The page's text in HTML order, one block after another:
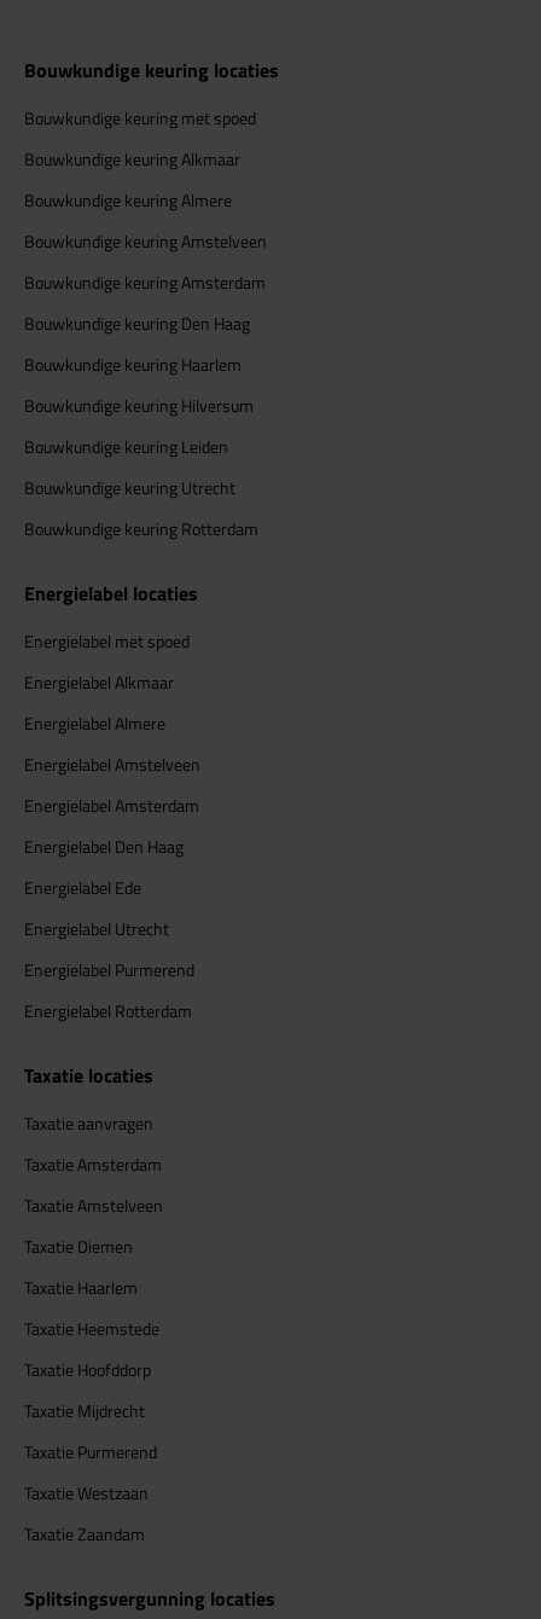
Bouwkundige keuring locaties
Bouwkundige keuring met spoed
Bouwkundige keuring Alkmaar
Bouwkundige keuring Almere
Bouwkundige keuring Amstelveen
Bouwkundige keuring Amsterdam
Bouwkundige keuring Den Haag
Bouwkundige keuring Haarlem
Bouwkundige keuring Hilversum
Bouwkundige keuring Leiden
Bouwkundige keuring Utrecht
Bouwkundige keuring Rotterdam
Energielabel locaties
Energielabel met spoed
Energielabel Alkmaar
Energielabel Almere
Energielabel Amstelveen
Energielabel Amsterdam
Energielabel Den Haag
Energielabel Ede
Energielabel Utrecht
Energielabel Purmerend
Energielabel Rotterdam
Taxatie locaties
Taxatie aanvragen
Taxatie Amsterdam
Taxatie Amstelveen
Taxatie Diemen
Taxatie Haarlem
Taxatie Heemstede
Taxatie Hoofddorp
Taxatie Mijdrecht
Taxatie Purmerend
Taxatie Westzaan
Taxatie Zaandam
Splitsingsvergunning locaties